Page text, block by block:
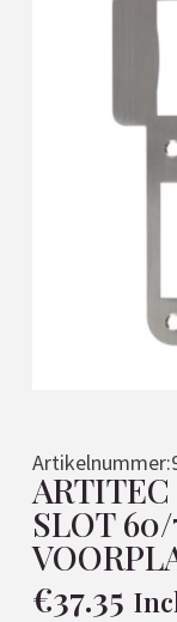
Artikelnummer:
SLOT
€37.35